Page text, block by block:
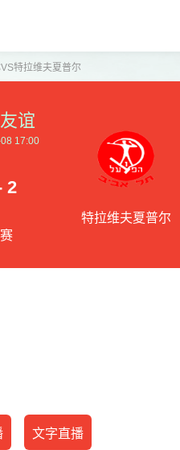
特拉维夫夏普尔
谊
17:00
2
特拉维夫夏普尔
文字直播